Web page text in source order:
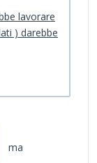
lavorare
) darebbe
ma